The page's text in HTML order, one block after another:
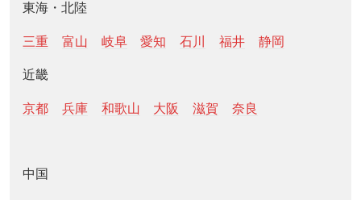
東海・北陸
三重 富山 岐阜 愛知 石川 福井 静岡
近畿
京都 兵庫 和歌山 大阪 滋賀 奈良
中国